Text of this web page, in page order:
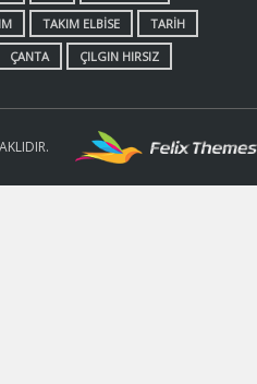
TAKIM ELBISE
TARIH
ÇANTA ÇILGIN HIRSIZ